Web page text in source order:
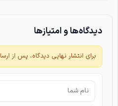
دیدگاه‌ها و امتیازها
برای انتشار نهایی دیدگاه، پس از